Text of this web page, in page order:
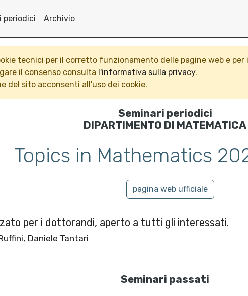
periodici Archivio
tecnici per il corretto funzionamento delle pagine web e per
il consenso consulta l'informativa sulla privacy.
del sito acconsenti all'uso dei cookie.
Seminari periodici
DIPARTIMENTO DI MATEMATICA
Topics in Mathematics
pagina web ufficiale
per i dottorandi, aperto a tutti gli interessati.
Daniele Tantari
Seminari passati